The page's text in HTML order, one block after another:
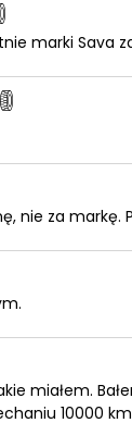
marki Sava
nie za markę.
miałem.
10000